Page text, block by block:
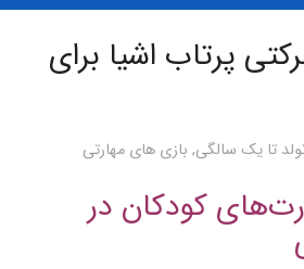
پرتاب اشیا برای
تا یک سالگی, بازی های مهارتی
کودکان در